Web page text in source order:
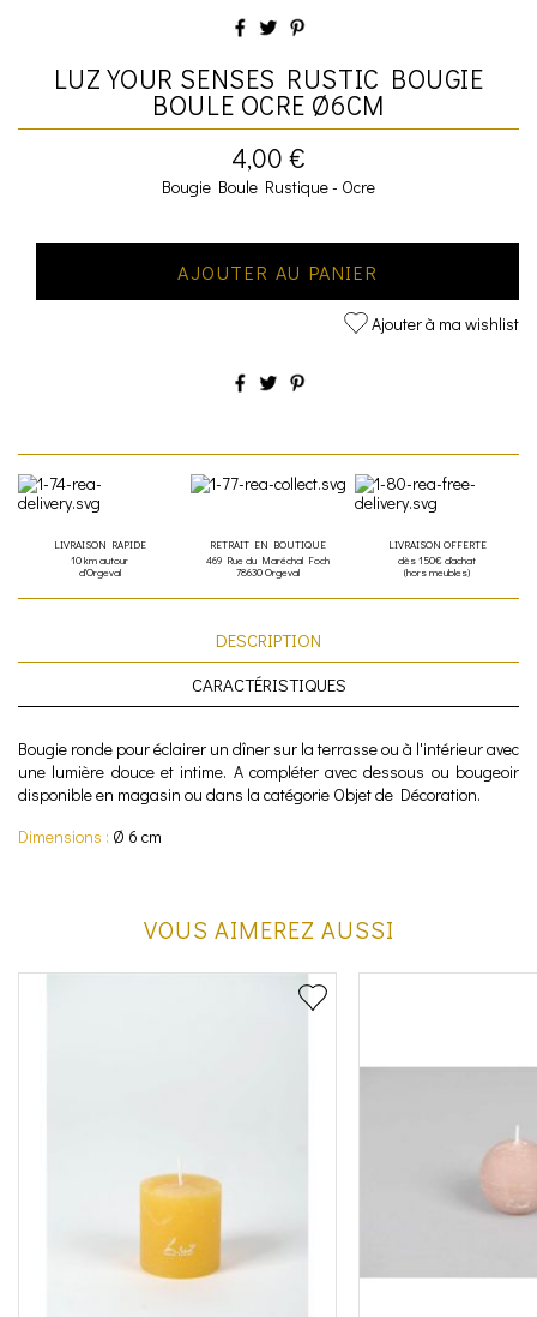
LUZ YOUR SENSES RUSTIC BOUGIE
BOULE OCRE Ø6CM
4,00 €
Bougie Boule Rustique - Ocre
AJOUTER AU PANIER
Ajouter à ma wishlist
LIVRAISON RAPIDE
10 km autour
d'Orgeval
RETRAIT EN BOUTIQUE
469 Rue du Maréchal Foch
78630 Orgeval
LIVRAISON OFFERTE
dès 150€ d'achat
(hors meubles)
DESCRIPTION
CARACTÉRISTIQUES
Bougie ronde pour éclairer un dîner sur la terrasse ou à l'intérieur avec
une lumière douce et intime. A compléter avec dessous ou bougeoir
disponible en magasin ou dans la catégorie Objet de Décoration.
Dimensions : Ø 6 cm
VOUS AIMEREZ AUSSI